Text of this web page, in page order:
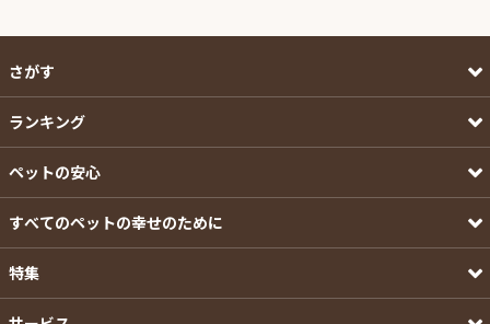
さがす
ランキング
ペットの安心
すべてのペットの幸せのために
特集